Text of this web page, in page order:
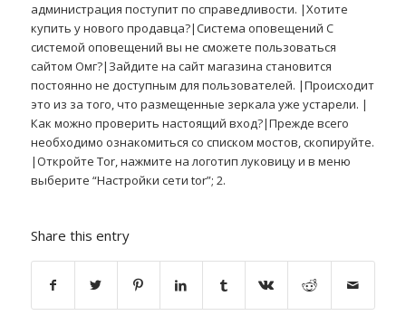
администрация поступит по справедливости. |Хотите
купить у нового продавца?|Система оповещений С
системой оповещений вы не сможете пользоваться
сайтом Омг?|Зайдите на сайт магазина становится
постоянно не доступным для пользователей. |Происходит
это из за того, что размещенные зеркала уже устарели. |
Как можно проверить настоящий вход?|Прежде всего
необходимо ознакомиться со списком мостов, скопируйте.
|Откройте Tor, нажмите на логотип луковицу и в меню
выберите “Настройки сети tor”; 2.
Share this entry